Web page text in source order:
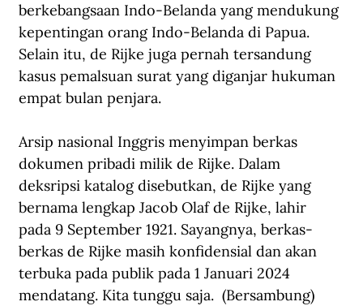
berkebangsaan Indo-Belanda yang mendukung
kepentingan orang Indo-Belanda di Papua.
Selain itu, de Rijke juga pernah tersandung
kasus pemalsuan surat yang diganjar hukuman
empat bulan penjara.
Arsip nasional Inggris menyimpan berkas
dokumen pribadi milik de Rijke. Dalam
deksripsi katalog disebutkan, de Rijke yang
bernama lengkap Jacob Olaf de Rijke, lahir
pada 9 September 1921. Sayangnya, berkas-
berkas de Rijke masih konfidensial dan akan
terbuka pada publik pada 1 Januari 2024
mendatang. Kita tunggu saja.  (Bersambung)